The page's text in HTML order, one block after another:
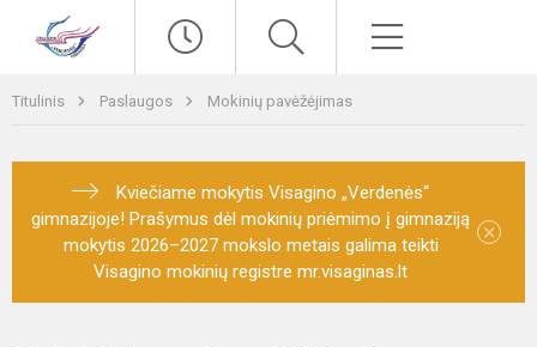
Titulinis Paslaugos Mokinių pavėžėjimas
Kviečiame mokytis Visagino „Verdenės“
gimnazijoje! Prašymus dėl mokinių priėmimo į gimnaziją
mokytis 2026–2027 mokslo metais galima teikti
Visagino mokinių registre mr.visaginas.lt
×